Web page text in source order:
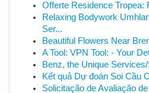
Offerte Residence Tropea:
Relaxing Bodywork
Ser...
Beautiful Flowers Near
A Tool: VPN Tool: - Your
Benz, the Unique
Kết quả Dự đoán Soi Cầu
Solicitação de Avaliação